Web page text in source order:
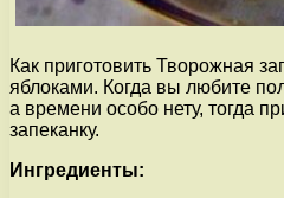
Как приготовить Творожная
яблоками. Когда вы любите
а времени особо нету, тогда
запеканку.
Ингредиенты: